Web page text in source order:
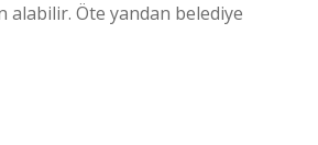
Öte yandan belediye